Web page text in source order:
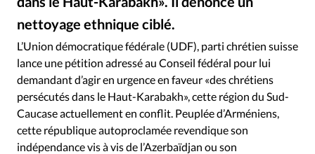
Eglises
Histoire Laicité
Mission
Monde People Politique
Religions
Société
nettoyage ethnique ciblé.
L’Union démocratique fédérale (UDF), parti chrétien suisse
lance une pétition adressé au Conseil fédéral pour lui
demandant d’agir en urgence en faveur «des chrétiens
persécutés dans le Haut-Karabakh», cette région du Sud-
Caucase actuellement en conflit. Peuplée d’Arméniens,
cette république autoproclamée revendique son
indépendance vis à vis de l’Azerbaïdjan ou son